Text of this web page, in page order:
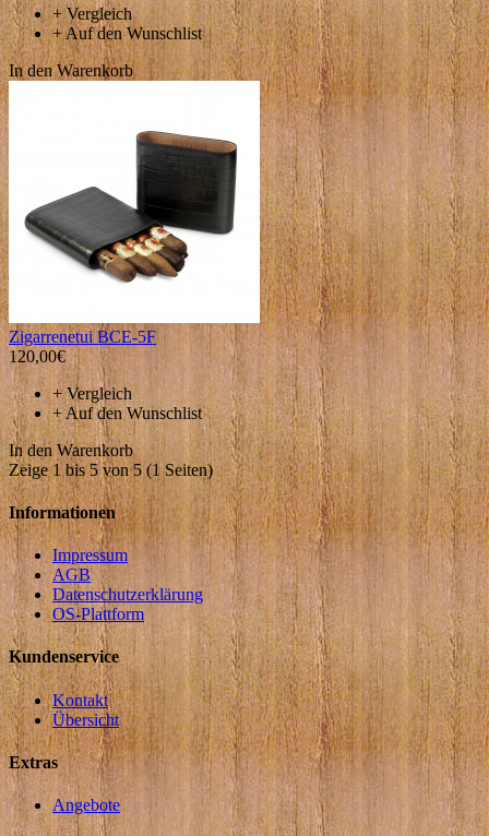
+Vergleich
+Auf den Wunschlist
In den Warenkorb
Zigarrenetui BCE-5F
120,00€
+Vergleich
+Auf den Wunschlist
In den Warenkorb
Zeige 1 bis 5 von 5 (1 Seiten)
Informationen
Impressum
AGB
Datenschutzerklärung
OS-Plattform
Kundenservice
Kontakt
Übersicht
Extras
Angebote